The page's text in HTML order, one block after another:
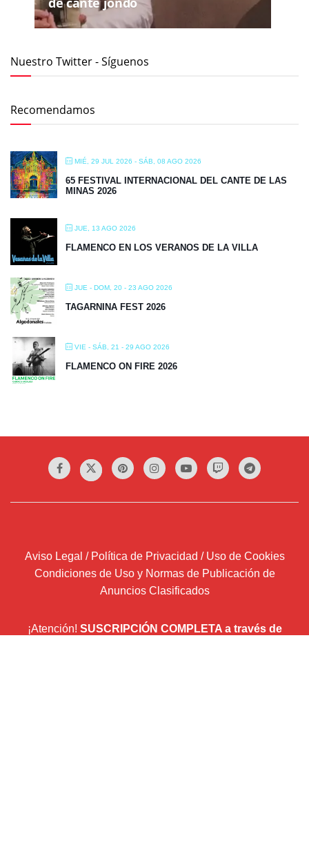
Nuestro Twitter - Síguenos
Recomendamos
MIÉ, 29 JUL 2026 - SÁB, 08 AGO 2026
65 FESTIVAL INTERNACIONAL DEL CANTE DE LAS
MINAS 2026
JUE, 13 AGO 2026
FLAMENCO EN LOS VERANOS DE LA VILLA
JUE - DOM, 20 - 23 AGO 2026
TAGARNINA FEST 2026
VIE - SÁB, 21 - 29 AGO 2026
FLAMENCO ON FIRE 2026
Aviso Legal / Política de Privacidad / Uso de Cookies
Condiciones de Uso y Normas de Publicación de
Anuncios Clasificados
¡Atención! SUSCRIPCIÓN COMPLETA a través de